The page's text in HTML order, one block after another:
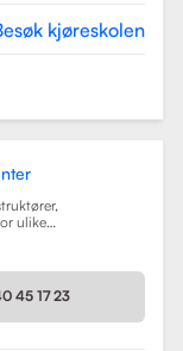
kjøreskolen
ulike
og
for sin
elevenes
45 17 23